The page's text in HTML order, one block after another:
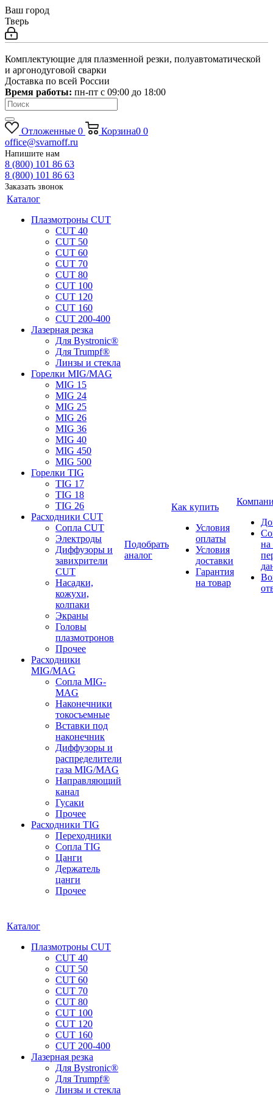
Ваш город
Тверь
Комплектующие для плазменной резки, полуавтоматической
и аргонодуговой сварки
Доставка по всей России
Время работы: пн-пт c 09:00 до 18:00
Отложенные 0 Корзина0 0
office@svarnoff.ru
Напишите нам
8 (800) 101 86 63
8 (800) 101 86 63
Заказать звонок
Каталог
Плазмотроны CUT
CUT 40
CUT 50
CUT 60
CUT 70
CUT 80
CUT 100
CUT 120
CUT 160
CUT 200-400
Лазерная резка
Для Bystronic®
Для Trumpf®
Линзы и стекла
Горелки MIG/MAG
MIG 15
MIG 24
MIG 25
MIG 26
MIG 36
MIG 40
MIG 450
MIG 500
Горелки TIG
TIG 17
TIG 18
TIG 26
Расходники CUT
Сопла CUT
Электроды
Диффузоры и
завихрители
CUT
Насадки,
кожухи,
колпаки
Экраны
Головы
плазмотронов
Прочее
Расходники
MIG/MAG
Сопла MIG-
MAG
Наконечники
токосъемные
Вставки под
наконечник
Диффузоры и
распределители
газа MIG/MAG
Направляющий
канал
Гусаки
Прочее
Расходники TIG
Переходники
Сопла TIG
Цанги
Держатель
цанги
Прочее
Подобрать
аналог
Как купить
Условия
оплаты
Условия
доставки
Гарантия
на товар
на
Каталог
Плазмотроны CUT
CUT 40
CUT 50
CUT 60
CUT 70
CUT 80
CUT 100
CUT 120
CUT 160
CUT 200-400
Лазерная резка
Для Bystronic®
Для Trumpf®
Линзы и стекла